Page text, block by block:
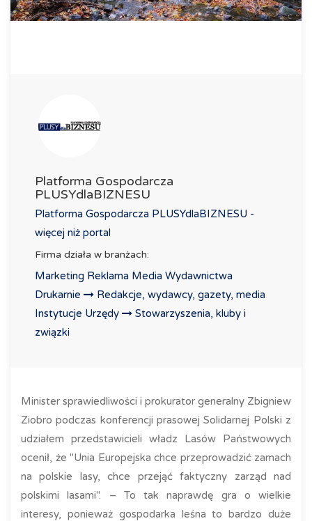
Platforma Gospodarcza
PLUSYdlaBIZNESU
Platforma Gospodarcza PLUSYdlaBIZNESU -
więcej niż portal
Firma działa w branżach:
Marketing Reklama Media Wydawnictwa
Drukarnie
Redakcje, wydawcy, gazety, media
Instytucje Urzędy
Stowarzyszenia, kluby i
związki
Minister sprawiedliwości i prokurator generalny Zbigniew
Ziobro podczas konferencji prasowej Solidarnej Polski z
udziałem przedstawicieli władz Lasów Państwowych
ocenił, że "Unia Europejska chce przeprowadzić zamach
na polskie lasy, chce przejąć faktyczny zarząd nad
polskimi lasami". – To tak naprawdę gra o wielkie
interesy, ponieważ gospodarka leśna to bardzo duże